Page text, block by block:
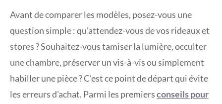
Avant de comparer les modèles, posez-vous une
question simple : qu’attendez-vous de vos rideaux et
stores ? Souhaitez-vous tamiser la lumière, occulter
une chambre, préserver un vis-à-vis ou simplement
habiller une pièce ? C’est ce point de départ qui évite
les erreurs d’achat. Parmi les premiersconseils pour